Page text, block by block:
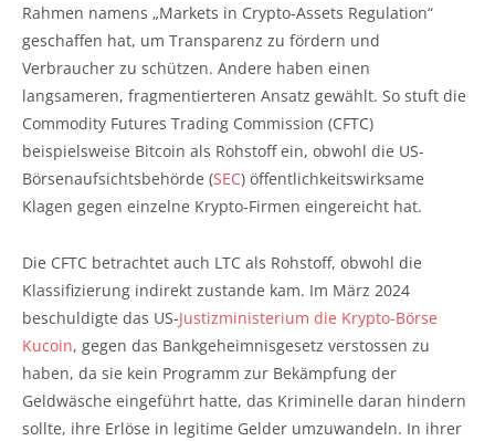
Rahmen namens „Markets in Crypto-Assets Regulation“
geschaffen hat, um Transparenz zu fördern und
Verbraucher zu schützen. Andere haben einen
langsameren, fragmentierteren Ansatz gewählt. So stuft die
Commodity Futures Trading Commission (CFTC)
beispielsweise Bitcoin als Rohstoff ein, obwohl die US-
Börsenaufsichtsbehörde (SEC) öffentlichkeitswirksame
Klagen gegen einzelne Krypto-Firmen eingereicht hat.
Die CFTC betrachtet auch LTC als Rohstoff, obwohl die
Klassifizierung indirekt zustande kam. Im März 2024
beschuldigte das US-Justizministerium die Krypto-Börse
Kucoin, gegen das Bankgeheimnisgesetz verstossen zu
haben, da sie kein Programm zur Bekämpfung der
Geldwäsche eingeführt hatte, das Kriminelle daran hindern
sollte, ihre Erlöse in legitime Gelder umzuwandeln. In ihrer